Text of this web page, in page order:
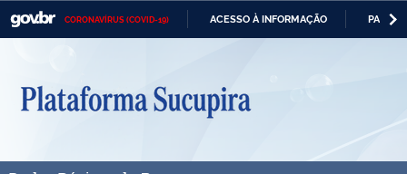
CORONAVÍRUS (COVID-19) ACESSO À INFORMAÇÃO
Casa Civil
Ministério da Defesa